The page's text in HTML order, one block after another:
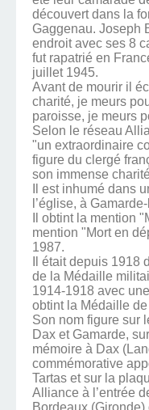
découvert dans la
Gaggenau. Joseph
endroit avec ses 8
fut rapatrié en
juillet 1945.
Avant de mourir il
charité, je meurs
paroisse, je meurs
Selon le réseau
"un extraordinaire
figure du clergé
son immense
Il est inhumé dans
l’église, à
Il obtint la mention
mention "Mort en
1987.
Il était depuis 1918
de la Médaille
1914-1918 avec une
obtint la Médaille
Son nom figure sur
Dax et Gamarde,
mémoire à Dax
commémorative
Tartas et sur la
Alliance à l’entrée